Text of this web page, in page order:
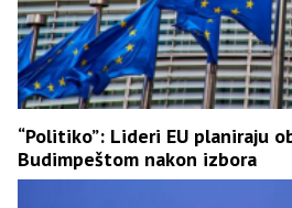
“Politiko”: Lideri EU planiraju
Budimpeštom nakon izbora